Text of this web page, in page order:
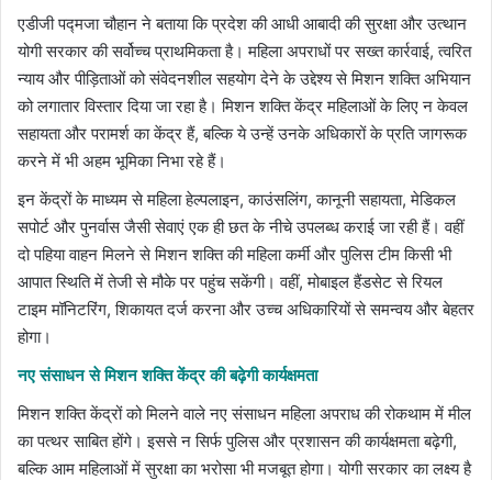
एडीजी पद्मजा चौहान ने बताया कि प्रदेश की आधी आबादी की सुरक्षा और उत्थान
योगी सरकार की सर्वोच्च प्राथमिकता है। महिला अपराधों पर सख्त कार्रवाई, त्वरित
न्याय और पीड़िताओं को संवेदनशील सहयोग देने के उद्देश्य से मिशन शक्ति अभियान
को लगातार विस्तार दिया जा रहा है। मिशन शक्ति केंद्र महिलाओं के लिए न केवल
सहायता और परामर्श का केंद्र हैं, बल्कि ये उन्हें उनके अधिकारों के प्रति जागरूक
करने में भी अहम भूमिका निभा रहे हैं।
इन केंद्रों के माध्यम से महिला हेल्पलाइन, काउंसलिंग, कानूनी सहायता, मेडिकल
सपोर्ट और पुनर्वास जैसी सेवाएं एक ही छत के नीचे उपलब्ध कराई जा रही हैं। वहीं
दो पहिया वाहन मिलने से मिशन शक्ति की महिला कर्मी और पुलिस टीम किसी भी
आपात स्थिति में तेजी से मौके पर पहुंच सकेंगी। वहीं, मोबाइल हैंडसेट से रियल
टाइम मॉनिटरिंग, शिकायत दर्ज करना और उच्च अधिकारियों से समन्वय और बेहतर
होगा।
नए संसाधन से मिशन शक्ति केंद्र की बढ़ेगी कार्यक्षमता
मिशन शक्ति केंद्रों को मिलने वाले नए संसाधन महिला अपराध की रोकथाम में मील
का पत्थर साबित होंगे। इससे न सिर्फ पुलिस और प्रशासन की कार्यक्षमता बढ़ेगी,
बल्कि आम महिलाओं में सुरक्षा का भरोसा भी मजबूत होगा। योगी सरकार का लक्ष्य है